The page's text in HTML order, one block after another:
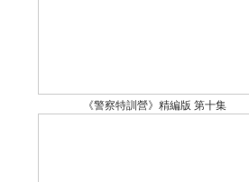
《警察特訓營》精編版 第十集